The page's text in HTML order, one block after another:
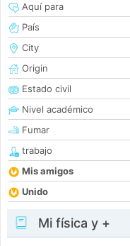
Aquí para
País
City
Origin
Estado civil
Nivel académico
Fumar
trabajo
Mis amigos
Unido
Mi física y +